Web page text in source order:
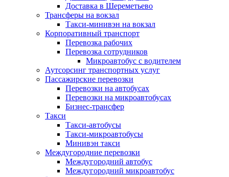
Доставка в Шереметьево
Трансферы на вокзал
Такси-минивэн на вокзал
Корпоративный транспорт
Перевозка рабочих
Перевозка сотрудников
Микроавтобус с водителем
Аутсорсинг транспортных услуг
Пассажирские перевозки
Перевозки на автобусах
Перевозки на микроавтобусах
Бизнес-трансфер
Такси
Такси-автобусы
Такси-микроавтобусы
Минивэн такси
Междугородние перевозки
Междугородний автобус
Междугородний микроавтобус